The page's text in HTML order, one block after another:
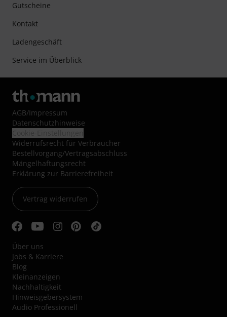
Gutscheine
Kontakt
Ladengeschäft
Service im Überblick
AGB/Impressum
Datenschutzhinweise
Widerrufsrecht für Verbraucher
Bestellvorgang/Vertragsabschluss
Mängelhaftungsrecht
Erklärung zur Barrierefreiheit
Vertrag widerrufen
Über uns
Jobs & Karriere
Blog
Kleinanzeigen
Nachhaltigkeit
Hinweisgebersystem
Audio Professionell